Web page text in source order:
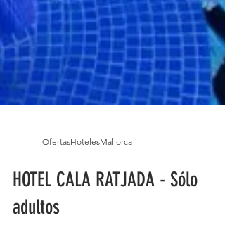
OfertasHotelesMallorca
HOTEL CALA RATJADA - Sólo